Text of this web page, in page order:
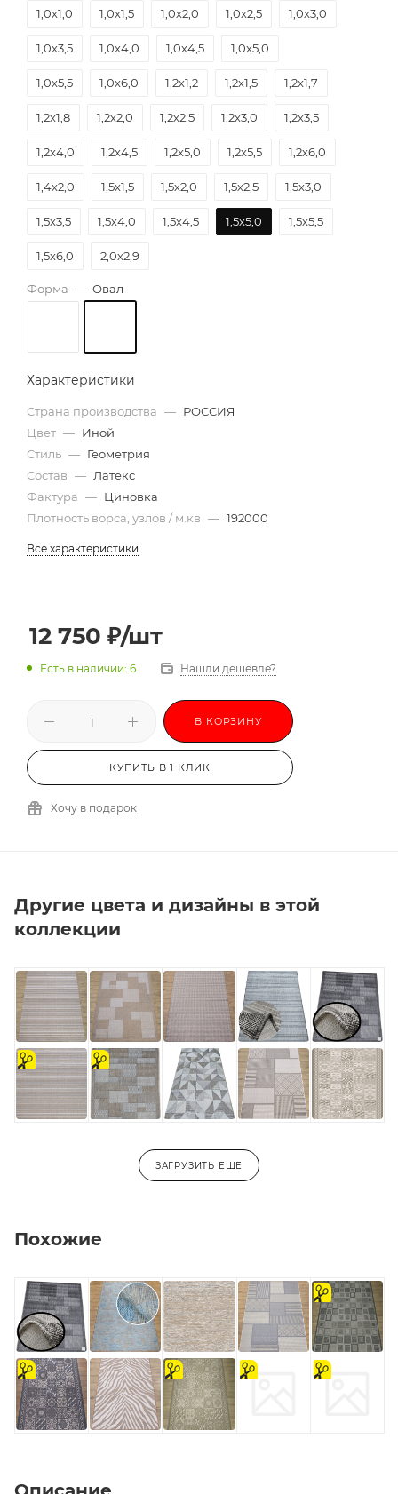
1,0х1,0 1,0х1,5 1,0х2,0 1,0х2,5 1,0х3,0
1,0х3,5 1,0х4,0 1,0х4,5 1,0х5,0
1,0х5,5 1,0х6,0 1,2х1,2 1,2х1,5 1,2х1,7
1,2х1,8 1,2х2,0 1,2х2,5 1,2х3,0 1,2х3,5
1,2х4,0 1,2х4,5 1,2х5,0 1,2х5,5 1,2х6,0
1,4х2,0 1,5х1,5 1,5х2,0 1,5х2,5 1,5х3,0
1,5х3,5 1,5х4,0 1,5х4,5 1,5х5,0 1,5х5,5
1,5х6,0 2,0х2,9
Форма — Овал
Характеристики
Страна производства — РОССИЯ
Цвет — Иной
Стиль — Геометрия
Состав — Латекс
Фактура — Циновка
Плотность ворса, узлов / м.кв — 192000
Все характеристики
12 750 ₽/шт
Есть в наличии: 6 Нашли дешевле?
В КОРЗИНУ
КУПИТЬ В 1 КЛИК
Хочу в подарок
Другие цвета и дизайны в этой
коллекции
на
отрез
на
отрез
ЗАГРУЗИТЬ ЕЩЕ
Похожие
на
отрез
на
отрез
на
отрез
на
отрез
на
отрез